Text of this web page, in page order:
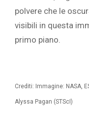
polvere che le
visibili in questa
primo piano.
Crediti: Immagine: NASA,
Alyssa Pagan (STScI)